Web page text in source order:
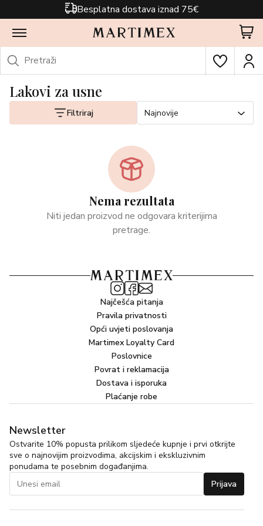
Besplatna dostava iznad 75€
Lakovi za usne
Filtriraj Najnovije
Nema rezultata
Niti jedan proizvod ne odgovara kriterijima
pretrage.
Najčešća pitanja
Pravila privatnosti
Opći uvjeti poslovanja
Martimex Loyalty Card
Poslovnice
Povrat i reklamacija
Dostava i isporuka
Plaćanje robe
Newsletter
Ostvarite 10% popusta prilikom sljedeće kupnje i prvi otkrijte
sve o najnovijim proizvodima, akcijskim i ekskluzivnim
ponudama te posebnim događanjima.
Prijava